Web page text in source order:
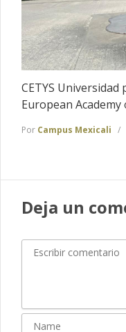
CETYS
European
Por Campus Mexicali
Deja un